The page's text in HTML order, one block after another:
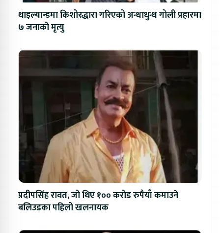
थाइल्यान्डमा किशोरद्धारा गरिएको अन्धाधुन्ध गोली प्रहारमा
७ जनाको मृत्यु
प्रदीपसिंह रावत, जो थिए १०० करोड रुपैयाँ कमाउने
बलिउडका पहिलो खलनायक